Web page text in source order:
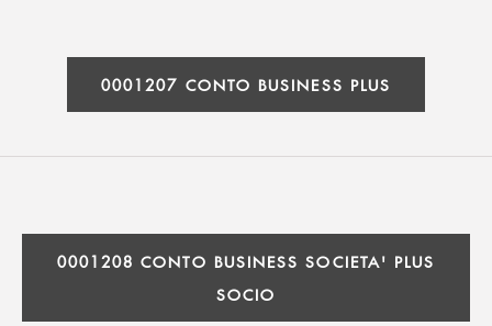
0001207 CONTO BUSINESS PLUS
0001208 CONTO BUSINESS SOCIETA' PLUS
SOCIO